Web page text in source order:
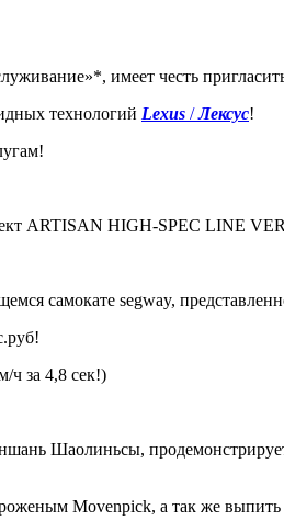
имеет честь
технологий Lexus /Лексус!
ARTISAN HIGH-SPEC LINE
самокате segway,
ч за 4,8 сек!)
Шаолиньсы, продемонстрирует
Movenpick, а так же выпить